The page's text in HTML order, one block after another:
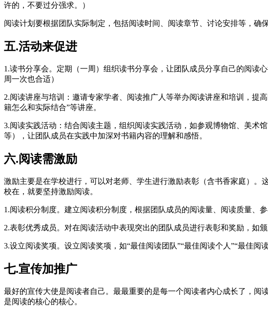
许的，不要过分强求。）
阅读计划要根据团队实际制定，包括阅读时间、阅读章节、讨论安排等，确
五.活动来促进
1.读书分享会。定期（一周）组织读书分享会，让团队成员分享自己的阅读
周一次也合适）
2.阅读讲座与培训：邀请专家学者、阅读推广人等举办阅读讲座和培训，提
籍怎么和实际结合”等讲座。
3.阅读实践活动：结合阅读主题，组织阅读实践活动，如参观博物馆、美术
等），让团队成员在实践中加深对书籍内容的理解和感悟。
六.阅读需激励
激励主要是在学校进行，可以对老师、学生进行激励表彰（含书香家庭）
校在，就要坚持激励阅读。
1.阅读积分制度。建立阅读积分制度，根据团队成员的阅读量、阅读质量、
2.表彰优秀成员。对在阅读活动中表现突出的团队成员进行表彰和奖励，如
3.设立阅读奖项。设立阅读奖项，如“最佳阅读团队”“最佳阅读个人”“最佳阅
七.宣传加推广
最好的宣传大使是阅读者自己。最最重要的是每一个阅读者内心成长了，
是阅读的核心的核心。